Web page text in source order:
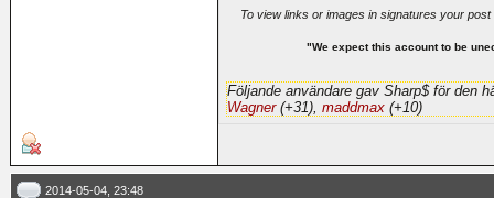
To view links or images in signatures your
"We expect this account to be
Följande användare gav Sharp$ för den
Wagner(+31), maddmax (+10)
2014-05-04, 23:48